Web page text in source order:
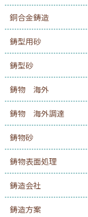
銅合金鋳造
鋳型用砂
鋳型砂
鋳物 海外
鋳物 海外調達
鋳物砂
鋳物表面処理
鋳造会社
鋳造方案